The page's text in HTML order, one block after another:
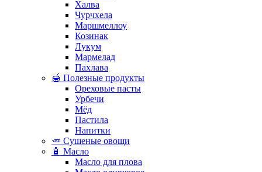
Халва
Чурчхела
Маршмеллоу
Козинак
Лукум
Мармелад
Пахлава
🍯 Полезные продукты
Ореховые пасты
Урбечи
Мёд
Пастила
Напитки
🥕 Сушеные овощи
🧴 Масло
Масло для плова